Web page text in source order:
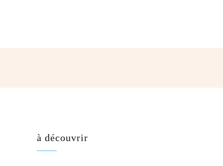
à découvrir